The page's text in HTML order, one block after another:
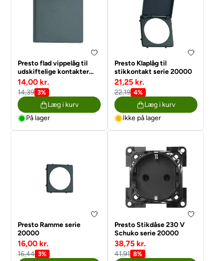
Presto flad vippelåg til
udskiftelige kontakter
serie 20000
14,00 kr.
14,39 3%
Læg i kurv
På lager
Presto Klaplåg til
stikkontakt serie 20000
21,25 kr.
22,19 4%
Læg i kurv
Ikke på lager
Presto Ramme serie
20000
16,00 kr.
16,44 3%
Presto Stikdåse 230 V
Schuko serie 20000
38,75 kr.
41,91 8%